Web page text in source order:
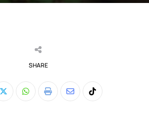
SHARE
Whatsapp
Print
ShareTiktok